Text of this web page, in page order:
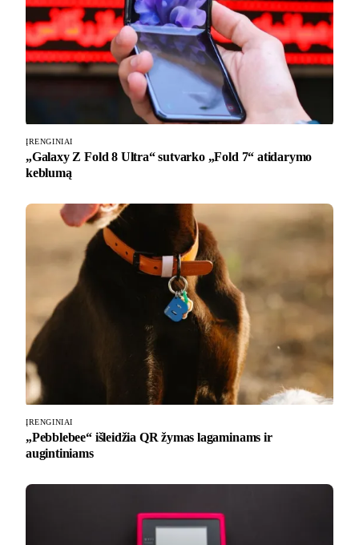
ĮRENGINIAI
„Galaxy Z Fold 8 Ultra“ sutvarko „Fold 7“ atidarymo
keblumą
ĮRENGINIAI
„Pebblebee“ išleidžia QR žymas lagaminams ir
augintiniams